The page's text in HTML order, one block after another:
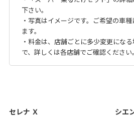
下さい。
・写真はイメージです。ご希望の車
ます。
・料金は、店舗ごとに多少変更にな
で、詳しくは各店舗でご確認ください。
セレナ Ｘ シエ